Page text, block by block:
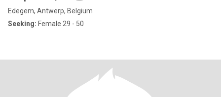
Edegem, Antwerp, Belgium
Seeking: Female 29 - 50